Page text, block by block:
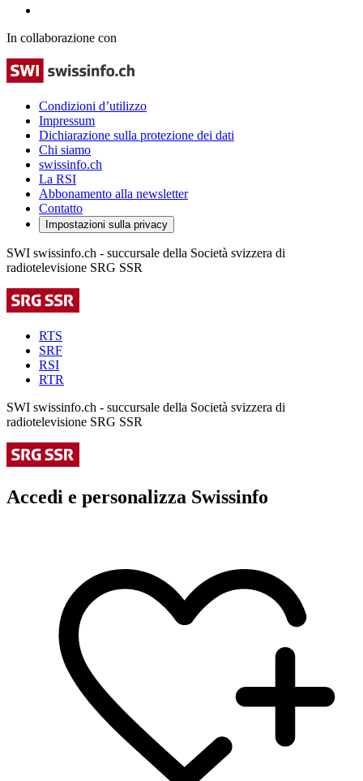
In collaborazione con
Condizioni d’utilizzo
Impressum
Dichiarazione sulla protezione dei dati
Chi siamo
swissinfo.ch
La RSI
Abbonamento alla newsletter
Contatto
Impostazioni sulla privacy
SWI swissinfo.ch - succursale della Società svizzera di
radiotelevisione SRG SSR
RTS
SRF
RSI
RTR
SWI swissinfo.ch - succursale della Società svizzera di
radiotelevisione SRG SSR
Accedi e personalizza Swissinfo